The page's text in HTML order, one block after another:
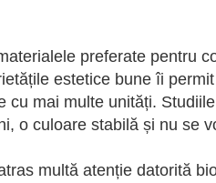
preferate pentru
estetice bune îi
cu mai multe unități.
o culoare stabilă și nu se
multă atenție datorită